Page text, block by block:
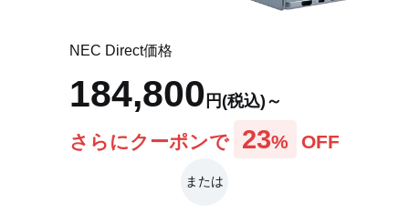
各部の名称・サイズ
NEC Direct価格
184,800円(税込)～
さらにクーポンで 23% OFF
または